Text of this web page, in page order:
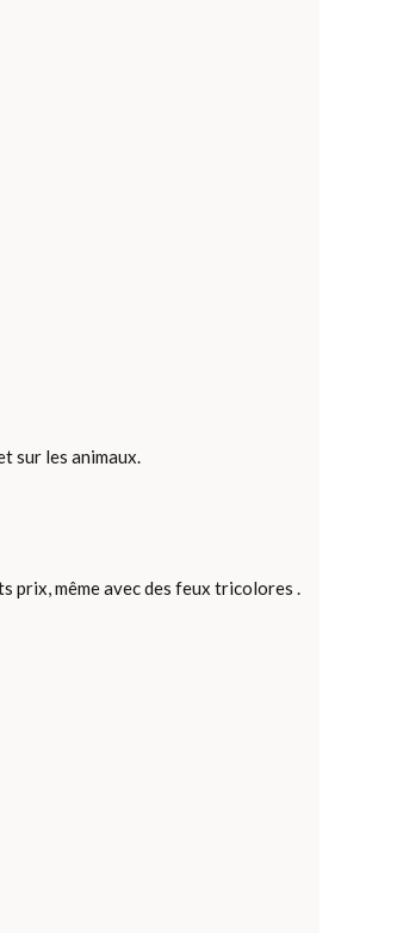
sur les animaux.
prix, même avec des feux tricolores .